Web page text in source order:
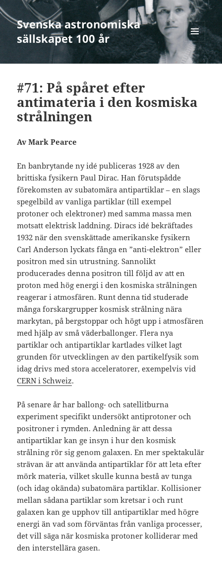
Svenska astronomiska
sällskapet 100 år
MENY
OCH
WIDGETS
#71: På spåret efter
antimateria i den kosmiska
strålningen
Av Mark Pearce
En banbrytande ny idé publiceras 1928 av den
brittiska fysikern Paul Dirac. Han förutspådde
förekomsten av subatomära antipartiklar – en slags
spegelbild av vanliga partiklar (till exempel
protoner och elektroner) med samma massa men
motsatt elektrisk laddning. Diracs idé bekräftades
1932 när den svenskättade amerikanske fysikern
Carl Anderson lyckats fånga en ”anti-elektron” eller
positron med sin utrustning. Sannolikt
producerades denna positron till följd av att en
proton med hög energi i den kosmiska strålningen
reagerar i atmosfären. Runt denna tid studerade
många forskargrupper kosmisk strålning nära
markytan, på bergstoppar och högt upp i atmosfären
med hjälp av små väderballonger. Flera nya
partiklar och antipartiklar kartlades vilket lagt
grunden för utvecklingen av den partikelfysik som
idag drivs med stora acceleratorer, exempelvis vid
CERN i Schweiz.
På senare år har ballong- och satellitburna
experiment specifikt undersökt antiprotoner och
positroner i rymden. Anledning är att dessa
antipartiklar kan ge insyn i hur den kosmisk
strålning rör sig genom galaxen. En mer spektakulär
strävan är att använda antipartiklar för att leta efter
mörk materia, vilket skulle kunna bestå av tunga
(och idag okända) subatomära partiklar. Kollisioner
mellan sådana partiklar som kretsar i och runt
galaxen kan ge upphov till antipartiklar med högre
energi än vad som förväntas från vanliga processer,
det vill säga när kosmiska protoner kolliderar med
den interstellära gasen.